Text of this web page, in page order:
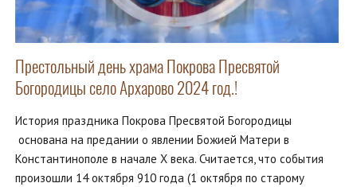
Престольный день храма Покрова Пресвятой
Богородицы село Архарово 2024 год.!
История праздника Покрова Пресвятой Богородицы
основана на предании о явлении Божией Матери в
Константинополе в начале X века. Считается, что события
произошли 14 октября 910 года (1 октября по старому